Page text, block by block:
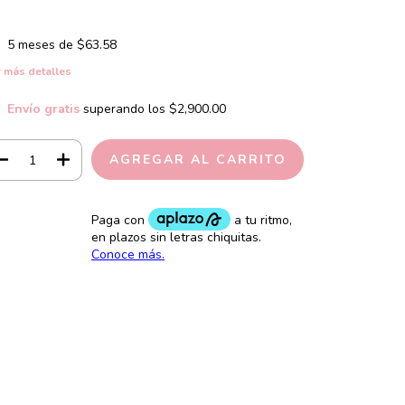
5 meses de $63.58
más detalles
Envío gratis superando los $2,900.00